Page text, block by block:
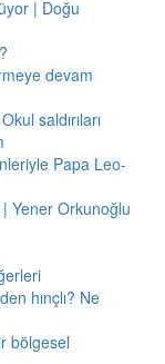
| Doğu
devam
saldırıları
Papa Leo-
| Yener Orkunoğlu
hınçlı? Ne
bölgesel